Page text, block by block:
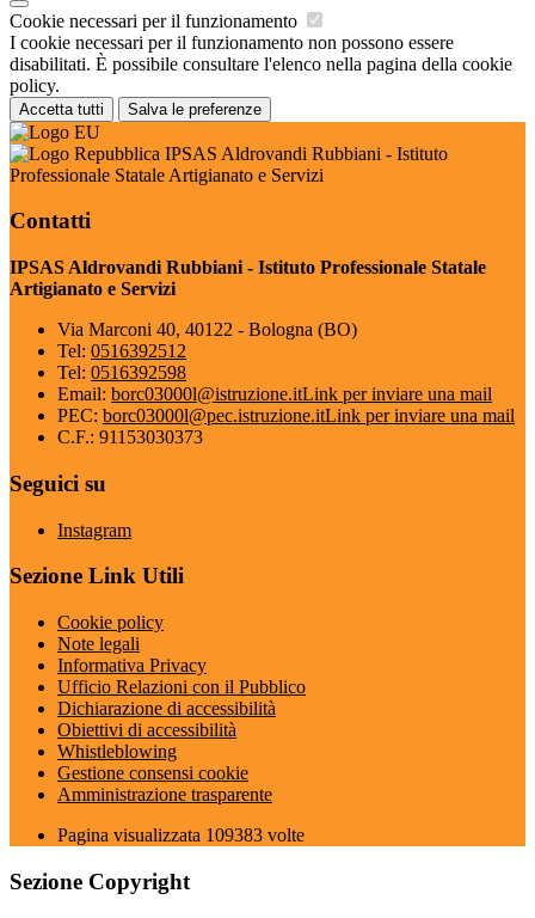
Cookie necessari per il funzionamento
I cookie necessari per il funzionamento non possono essere
disabilitati. È possibile consultare l'elenco nella pagina della cookie
policy.
Accetta tutti Salva le preferenze
IPSAS Aldrovandi Rubbiani - Istituto
Professionale Statale Artigianato e Servizi
Contatti
IPSAS Aldrovandi Rubbiani - Istituto Professionale Statale
Artigianato e Servizi
Via Marconi 40, 40122 - Bologna (BO)
Tel: 0516392512
Tel: 0516392598
Email: borc03000l@istruzione.itLink per inviare una mail
PEC: borc03000l@pec.istruzione.itLink per inviare una mail
C.F.: 91153030373
Seguici su
Instagram
Sezione Link Utili
Cookie policy
Note legali
Informativa Privacy
Ufficio Relazioni con il Pubblico
Dichiarazione di accessibilità
Obiettivi di accessibilità
Whistleblowing
Gestione consensi cookie
Amministrazione trasparente
Pagina visualizzata 109383 volte
Sezione Copyright